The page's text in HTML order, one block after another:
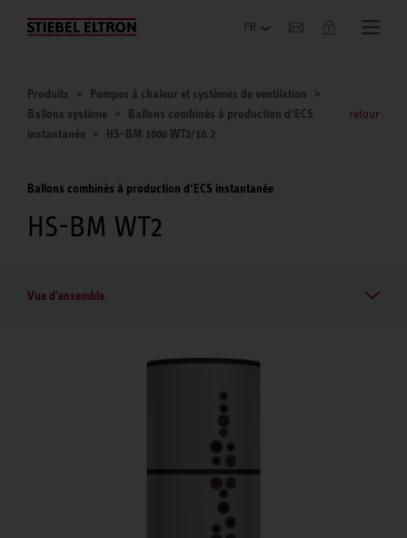
Entreprise
Produits
Pompes à chaleur et systèmes de ventilation
Ballons système
Ballons combinés à production d‘ECS
instantanée
HS-BM 1000 WT2/10.2
retour
Ballons combinés à production d‘ECS instantanée
HS-BM WT2
Vue d'ensemble